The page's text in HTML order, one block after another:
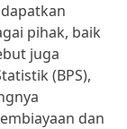
pihak, baik
juga
(BPS),
dan